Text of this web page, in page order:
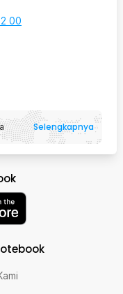
00
Selengkapnya